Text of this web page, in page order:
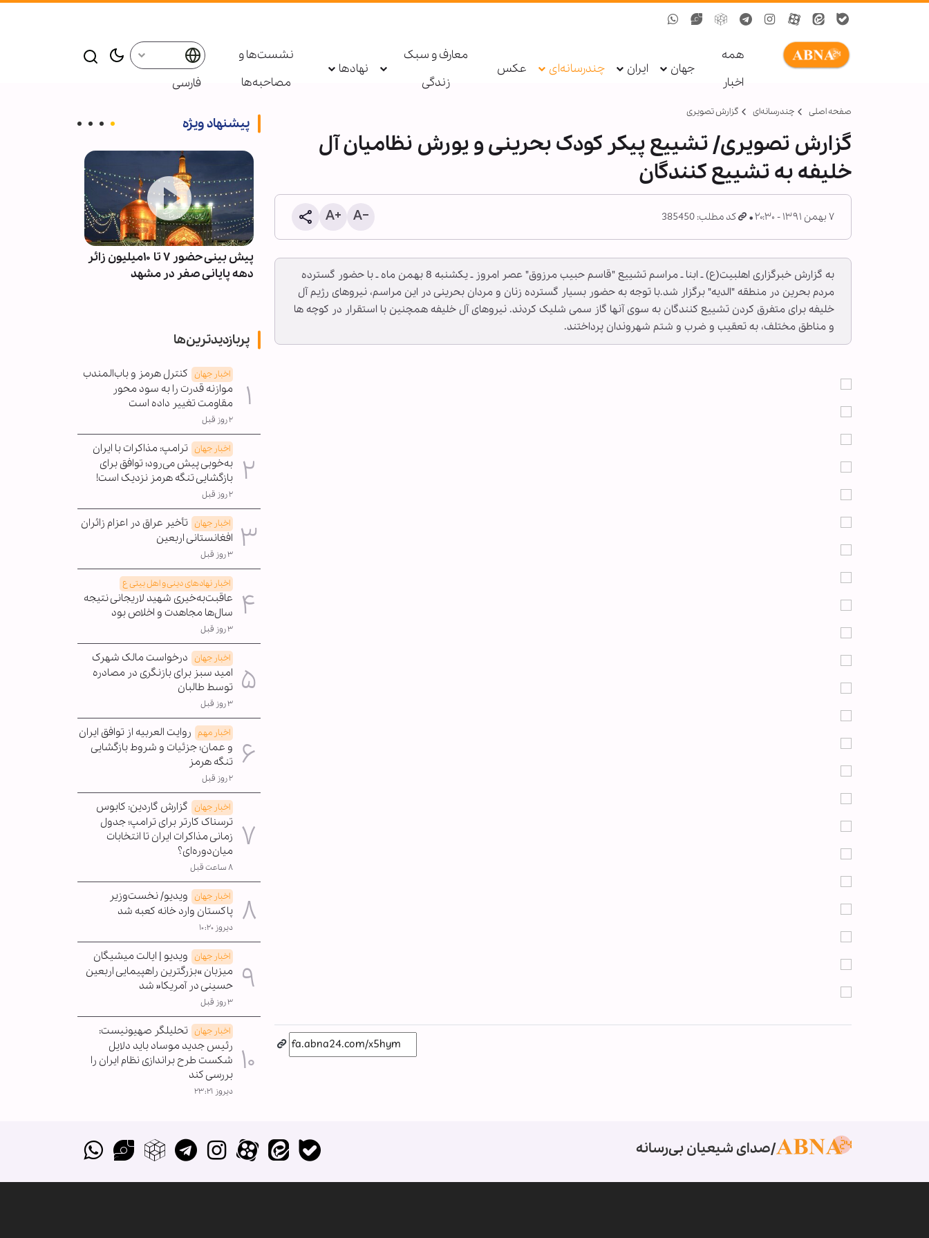
همه
اخبار
جهان ایران چندرسانه‌ای عکس
معارف و سبک
زندگی
نهادها
نشست‌ها و
مصاحبه‌ها
فارسی
صفحه اصلی چندرسانه‌ای گزارش تصويری
گزارش تصویری/ تشییع پیکر کودک بحرینی و یورش نظامیان آل
خلیفه به تشییع کنندگان
۷ بهمن ۱۳۹۱ - ۲۰:۳۰ کد مطلب: 385450
به گزارش خبرگزاری اهل‏بیت(ع) ـ ابنا ـ مراسم تشییع "قاسم حبیب مرزوق" عصر امروز ـ یکشنبه 8 بهمن ماه ـ با حضور گسترده
مردم بحرین در منطقه "الدیه" برگزار شد.با توجه به حضور بسیار گسترده زنان و مردان بحرینی در این مراسم، نیروهای رژیم آل
خلیفه برای متفرق کردن تشییع کنندگان به سوی آنها گاز سمی شلیک کردند. نیروهای آل خلیفه همچنین با استقرار در کوچه ها
و مناطق مختلف، به تعقیب و ضرب و شتم شهروندان پرداختند.
پیشنهاد ویژه
اینفوگرافی | تجدید بیعت و آمادگی
برای یاری اهل‌بیت(ع) - ۱۴
پیش بینی حضور ۷ تا ۱۰میلیون زائر
دهه پایانی صفر در مشهد
پربازدیدترین‌ها
اخبار جهان کنترل هرمز و باب‌المندب
موازنه قدرت را به سود محور
مقاومت تغییر داده است
۲ روز قبل
اخبار جهان ترامپ: مذاکرات با ایران
به‌خوبی پیش می‌رود؛ توافق برای
بازگشایی تنگه هرمز نزدیک است!
۲ روز قبل
اخبار جهان تأخیر عراق در اعزام زائران
افغانستانی اربعین
۳ روز قبل
اخبار نهادهای دینی و اهل بیتی ع
عاقبت‌به‌خیری شهید لاریجانی نتیجه
سال‌ها مجاهدت و اخلاص بود
۳ روز قبل
اخبار جهان درخواست مالک شهرک
امید سبز برای بازنگری در مصادره
توسط طالبان
۳ روز قبل
اخبار مهم روایت العربیه از توافق ایران
و عمان؛ جزئیات و شروط بازگشایی
تنگه هرمز
۲ روز قبل
اخبار جهان گزارش گاردین: کابوس
ترسناک کارتر برای ترامپ؛ جدول
زمانی مذاکرات ایران تا انتخابات
میان‌دوره‌ای؟
۸ ساعت قبل
اخبار جهان ویدیو/ نخست‌وزیر
پاکستان وارد خانه کعبه شد
دیروز ۱۰:۲۰
اخبار جهان ویدیو | ایالت میشیگان
میزبان »بزرگترین راهپیمایی اربعین
حسینی در آمریکا« شد
۳ روز قبل
اخبار جهان تحلیلگر صهیونیست:
رئیس جدید موساد باید دلایل
شکست طرح براندازی نظام ایران را
بررسی کند
دیروز ۲۳:۲۱
صدای شیعیان بی‌رسانه